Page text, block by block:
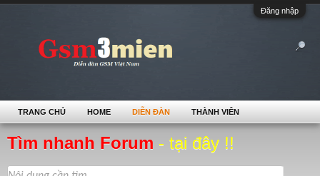
Đăng nhập
Tìm nhanh Forum - tại đây !!
TRANG CHỦ HOME DIỄN ĐÀN THÀNH VIÊN